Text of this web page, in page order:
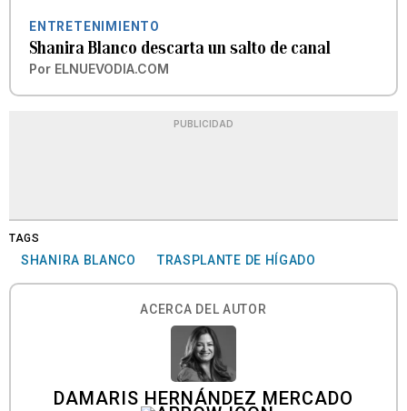
ENTRETENIMIENTO
Shanira Blanco descarta un salto de canal
Por ELNUEVODIA.COM
PUBLICIDAD
TAGS
SHANIRA BLANCO TRASPLANTE DE HÍGADO
ACERCA DEL AUTOR
DAMARIS HERNÁNDEZ MERCADO